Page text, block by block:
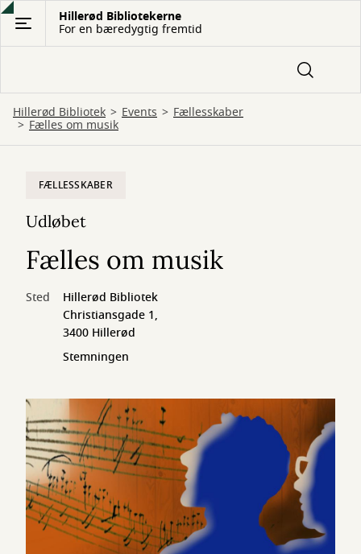
Gå
hovedindhold
Hillerød Bibliotekerne
For en bæredygtig fremtid
Hillerød Bibliotek Events Fællesskaber
Fælles om musik
FÆLLESSKABER
Udløbet
Fælles om musik
Sted
Hillerød Bibliotek
Christiansgade 1,
3400 Hillerød
Stemningen